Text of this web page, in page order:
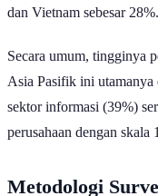
Outlook Survey, NEO
ini kembali berada di
kuartal sebelumnya yang
Di posisi kedua terdapat
dan asuransi dengan